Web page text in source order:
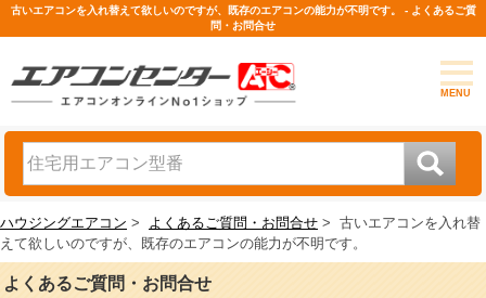
古いエアコンを入れ替えて欲しいのですが、既存のエアコンの能力が不明です。 - よくあるご質
問・お問合せ
MENU
ハウジングエアコン > よくあるご質問・お問合せ > 古いエアコンを入れ替
えて欲しいのですが、既存のエアコンの能力が不明です。
よくあるご質問・お問合せ